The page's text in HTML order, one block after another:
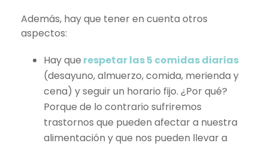
Además, hay que tener en cuenta otros
aspectos:
Hay que respetar las 5 comidas diarias
(desayuno, almuerzo, comida, merienda y
cena) y seguir un horario fijo. ¿Por qué?
Porque de lo contrario sufriremos
trastornos que pueden afectar a nuestra
alimentación y que nos pueden llevar a